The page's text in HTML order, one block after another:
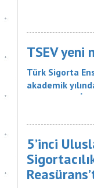
liralık
Tahkim
TSEV yeni
Türk Sigorta
akademik
Programı ve
tamamlayan
şirketlerinin
5’inci